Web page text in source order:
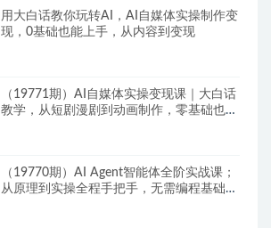
用大白话教你玩转AI，AI自媒体实操制作变
现，0基础也能上手，从内容到变现
（19771期）AI自媒体实操变现课｜大白话
教学，从短剧漫剧到动画制作，零基础也能
（19770期）AI Agent智能体全阶实战课；
从原理到实操全程手把手，无需编程基础也